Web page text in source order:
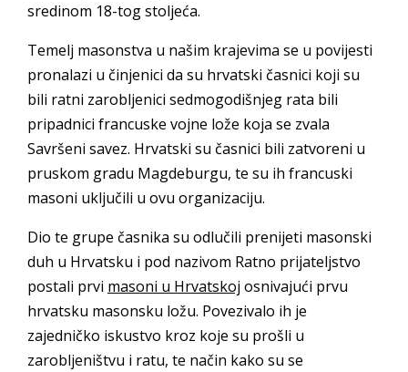
sredinom 18-tog stoljeća.
Temelj masonstva u našim krajevima se u povijesti
pronalazi u činjenici da su hrvatski časnici koji su
bili ratni zarobljenici sedmogodišnjeg rata bili
pripadnici francuske vojne lože koja se zvala
Savršeni savez. Hrvatski su časnici bili zatvoreni u
pruskom gradu Magdeburgu, te su ih francuski
masoni uključili u ovu organizaciju.
Dio te grupe časnika su odlučili prenijeti masonski
duh u Hrvatsku i pod nazivom Ratno prijateljstvo
postali prvi masoni u Hrvatskoj osnivajući prvu
hrvatsku masonsku ložu. Povezivalo ih je
zajedničko iskustvo kroz koje su prošli u
zarobljeništvu i ratu, te način kako su se